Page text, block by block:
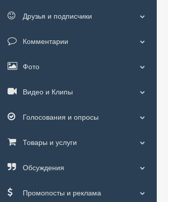
Друзья и подписчики
Комментарии
Фото
Видео и Клипы
Голосования и опросы
Товары и услуги
Обсуждения
Промопосты и реклама